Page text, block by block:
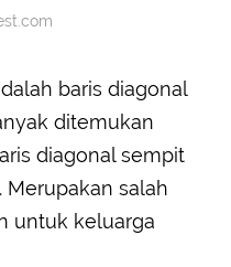
baris diagonal
ditemukan
diagonal sempit
salah
untuk keluarga